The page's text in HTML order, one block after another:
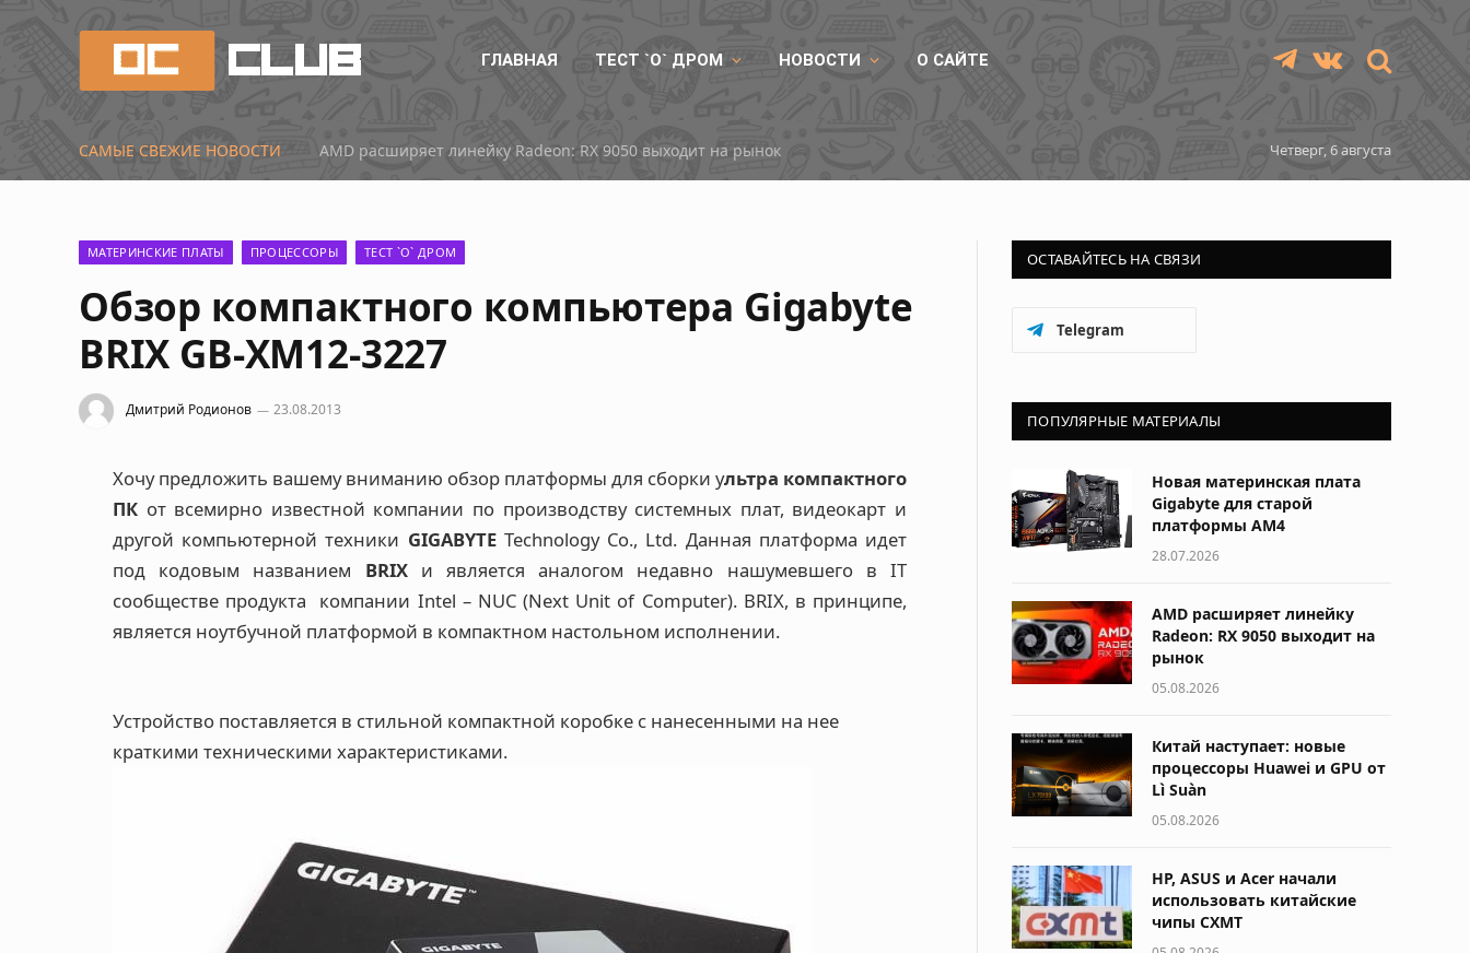
ГЛАВНАЯ ТЕСТ `О` ДРОМ НОВОСТИ О САЙТЕ TelegramVKontakte
САМЫЕ СВЕЖИЕ НОВОСТИ Китай наступает: новые процессоры Huawei и GPU от Lì Suàn Четверг, 6 августа
МАТЕРИНСКИЕ ПЛАТЫ ПРОЦЕССОРЫ ТЕСТ `О` ДРОМ
Обзор компактного компьютера Gigabyte
BRIX GB-XM12-3227
Дмитрий Родионов 23.08.2013
Хочу предложить вашему вниманию обзор платформы для сборки ультра компактного
ПК от всемирно известной компании по производству системных плат, видеокарт и
другой компьютерной техники GIGABYTETechnology Co., Ltd. Данная платформа идет
под кодовым названием BRIXи является аналогом недавно нашумевшего в IT
сообществе продукта компании Intel – NUC (Next Unit of Computer). BRIX, в принципе,
является ноутбучной платформой в компактном настольном исполнении.
Устройство поставляется в стильной компактной коробке с нанесенными на нее
краткими техническими характеристиками.
ОСТАВАЙТЕСЬ НА СВЯЗИ
Telegram
ПОПУЛЯРНЫЕ МАТЕРИАЛЫ
Новая материнская плата
Gigabyte для старой
платформы AM4
28.07.2026
AMD расширяет линейку
Radeon: RX 9050 выходит на
рынок
05.08.2026
Китай наступает: новые
процессоры Huawei и GPU от
Lì Suàn
05.08.2026
HP, ASUS и Acer начали
использовать китайские
чипы CXMT